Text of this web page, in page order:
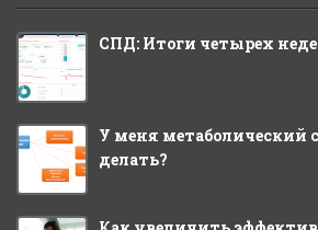
СПД: Итоги четырех
У меня метаболический
делать?